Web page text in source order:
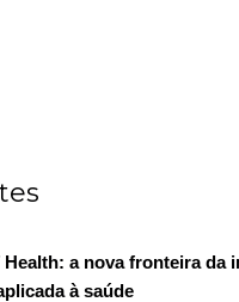
Health: a nova fronteira da
à saúde